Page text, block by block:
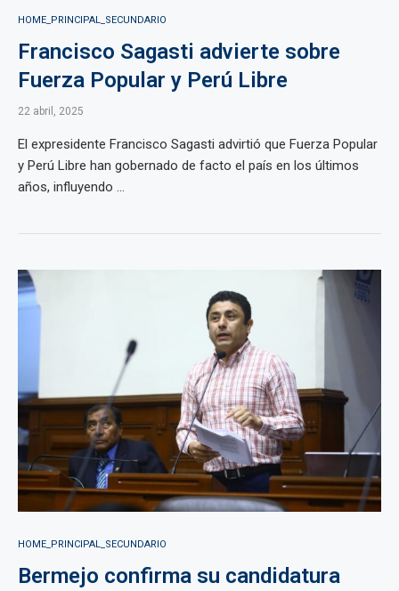
HOME_PRINCIPAL_SECUNDARIO
Francisco Sagasti advierte sobre
Fuerza Popular y Perú Libre
22 abril, 2025
El expresidente Francisco Sagasti advirtió que Fuerza Popular
y Perú Libre han gobernado de facto el país en los últimos
años, influyendo ...
HOME_PRINCIPAL_SECUNDARIO
Bermejo confirma su candidatura